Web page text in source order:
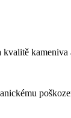
kvalitě kameniva